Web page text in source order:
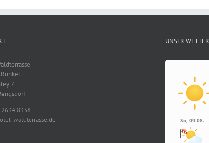
7
2634 8338
waldterrasse.de
UNSER WETTER
So, 09.08.